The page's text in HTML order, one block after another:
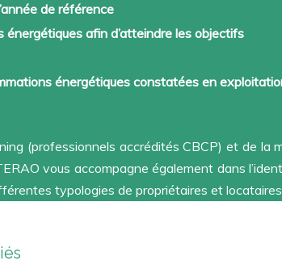
de référence
énergétiques afin d’atteindre les objectifs
énergétiques constatées en
(professionnels accrédités CBCP) et de la
vous accompagne également dans
typologies de propriétaires et